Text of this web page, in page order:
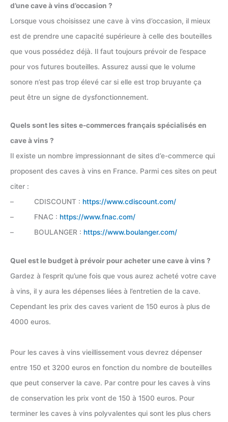
d’une cave à vins d’occasion ?
Lorsque vous choisissez une cave à vins d’occasion, il mieux
est de prendre une capacité supérieure à celle des bouteilles
que vous possédez déjà. Il faut toujours prévoir de l’espace
pour vos futures bouteilles. Assurez aussi que le volume
sonore n’est pas trop élevé car si elle est trop bruyante ça
peut être un signe de dysfonctionnement.
Quels sont les sites e-commerces français spécialisés en
cave à vins ?
Il existe un nombre impressionnant de sites d’e-commerce qui
proposent des caves à vins en France. Parmi ces sites on peut
citer :
– CDISCOUNT : https://www.cdiscount.com/
– FNAC : https://www.fnac.com/
– BOULANGER : https://www.boulanger.com/
Quel est le budget à prévoir pour acheter une cave à vins ?
Gardez à l’esprit qu’une fois que vous aurez acheté votre cave
à vins, il y aura les dépenses liées à l’entretien de la cave.
Cependant les prix des caves varient de 150 euros à plus de
4000 euros.
Pour les caves à vins vieillissement vous devrez dépenser
entre 150 et 3200 euros en fonction du nombre de bouteilles
que peut conserver la cave. Par contre pour les caves à vins
de conservation les prix vont de 150 à 1500 euros. Pour
terminer les caves à vins polyvalentes qui sont les plus chers